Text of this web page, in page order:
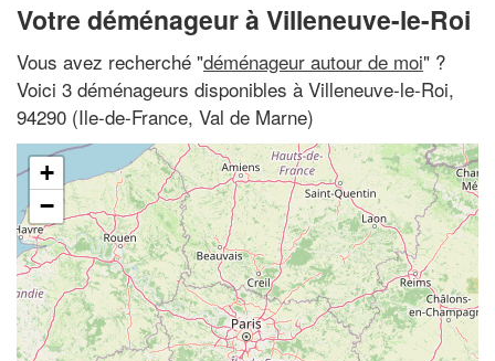
Votre déménageur à Villeneuve-le-Roi
Vous avez recherché "déménageur autour de moi" ?
Voici 3 déménageurs disponibles à Villeneuve-le-Roi,
94290 (Ile-de-France, Val de Marne)
+
−